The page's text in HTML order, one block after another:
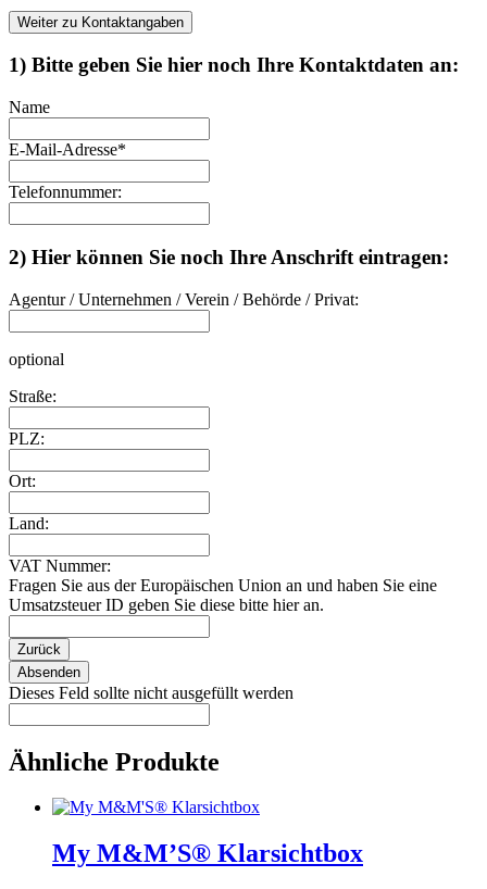
Weiter zu Kontaktangaben
1) Bitte geben Sie hier noch Ihre Kontaktdaten an:
Name
E-Mail-Adresse*
Telefonnummer:
2) Hier können Sie noch Ihre Anschrift eintragen:
Agentur / Unternehmen / Verein / Behörde / Privat:
optional
Straße:
PLZ:
Ort:
Land:
VAT Nummer:
Fragen Sie aus der Europäischen Union an und haben Sie eine
Umsatzsteuer ID geben Sie diese bitte hier an.
Zurück
Absenden
Dieses Feld sollte nicht ausgefüllt werden
Ähnliche Produkte
My M&M’S® Klarsichtbox